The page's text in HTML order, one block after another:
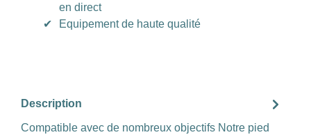
en direct
✔
Equipement de haute qualité
Description
Compatible avec de nombreux objectifs Notre pied